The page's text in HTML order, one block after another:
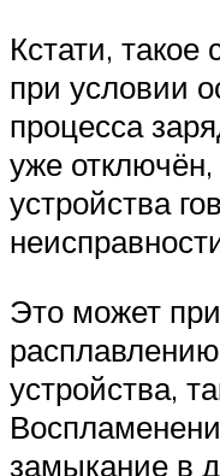
Кстати,
при условии
процесса
уже отключён,
устройства
Это может
устройства,
замыкание в